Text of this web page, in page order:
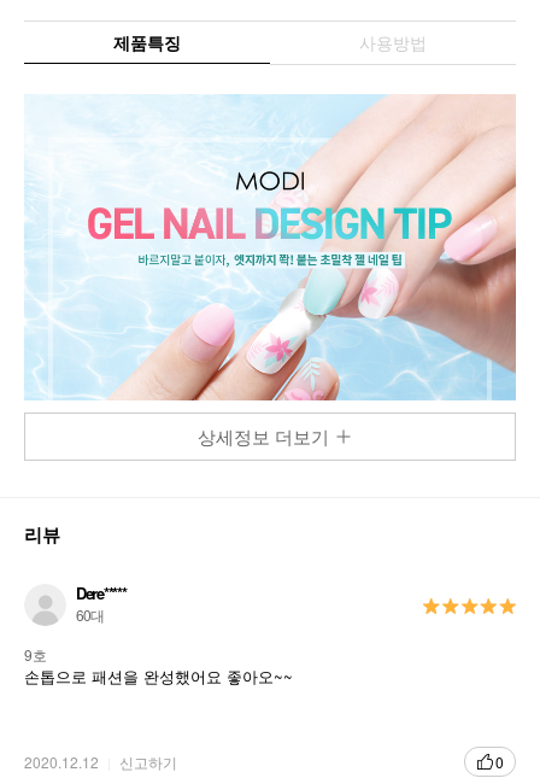
제품특징 사용방법
그 어떤 디자인도 손쉽고 빠르게 2 STEP으로
완성
젤 형태의 스티커로 손톱에 붙이고 구우면 끝!
상세정보 더보기
리뷰
Dere*****
60대
9호
손톱으로 패션을 완성했어요 좋아오~~
2020.12.12 신고하기 0